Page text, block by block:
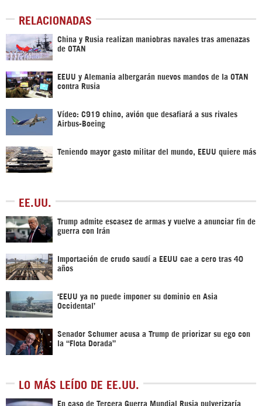
RELACIONADAS
China y Rusia realizan maniobras navales tras amenazas
de OTAN
EEUU y Alemania albergarán nuevos mandos de la OTAN
contra Rusia
Vídeo: C919 chino, avión que desafiará a sus rivales
Airbus-Boeing
Teniendo mayor gasto militar del mundo, EEUU quiere más
EE.UU.
Trump admite escasez de armas y vuelve a anunciar fin de
guerra con Irán
Importación de crudo saudí a EEUU cae a cero tras 40
años
‘EEUU ya no puede imponer su dominio en Asia
Occidental’
Senador Schumer acusa a Trump de priorizar su ego con
la “Flota Dorada”
LO MÁS LEÍDO DE EE.UU.
En caso de Tercera Guerra Mundial Rusia pulverizaría